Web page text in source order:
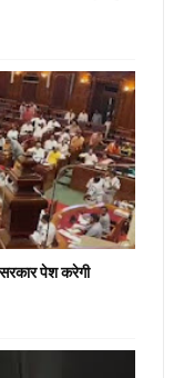
पेश करेगी